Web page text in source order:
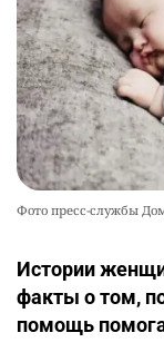
Фото пресс-службы
Истории
факты о том,
помощь